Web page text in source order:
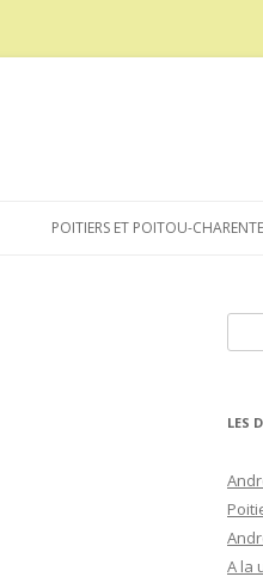
POITIERS ET POITOU-
LES
A la